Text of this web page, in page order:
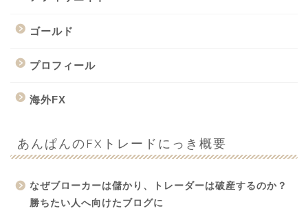
ゴールド
プロフィール
海外FX
あんぱんのFXトレードにっき概要
なぜブローカーは儲かり、トレーダーは破産するのか？
勝ちたい人へ向けたブログに